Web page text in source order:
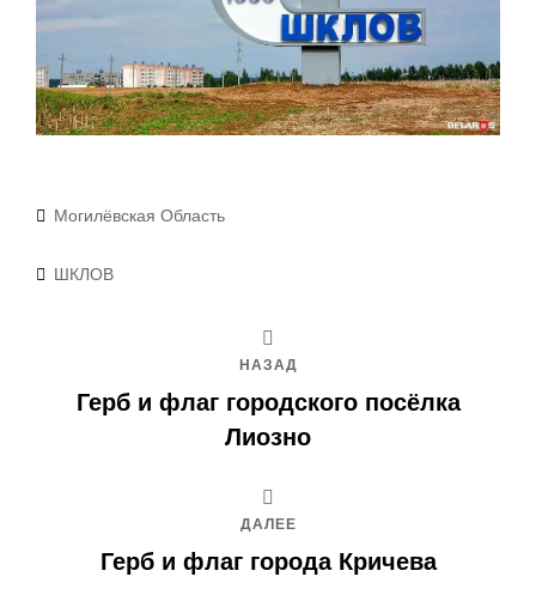
Рубрики
Могилёвская Область
Метки
ШКЛОВ
НАЗАД
Герб и флаг городского посёлка
Лиозно
ДАЛЕЕ
Герб и флаг города Кричева